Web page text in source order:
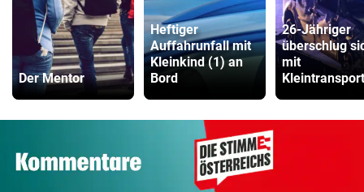
Der Mentor
Heftiger
Auffahrunfall mit
Kleinkind (1) an
Bord
26-Jähriger
überschlug
mit